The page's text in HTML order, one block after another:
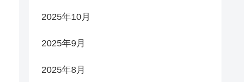
2025年10月
2025年9月
2025年8月